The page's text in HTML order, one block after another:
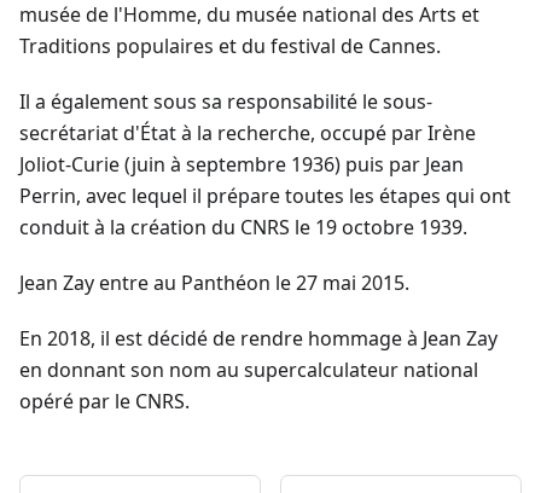
musée de l'Homme, du musée national des Arts et
Traditions populaires et du festival de Cannes.
Il a également sous sa responsabilité le sous-
secrétariat d'État à la recherche, occupé par Irène
Joliot-Curie (juin à septembre 1936) puis par Jean
Perrin, avec lequel il prépare toutes les étapes qui ont
conduit à la création du CNRS le 19 octobre 1939.
Jean Zay entre au Panthéon le 27 mai 2015.
En 2018, il est décidé de rendre hommage à Jean Zay
en donnant son nom au supercalculateur national
opéré par le CNRS.